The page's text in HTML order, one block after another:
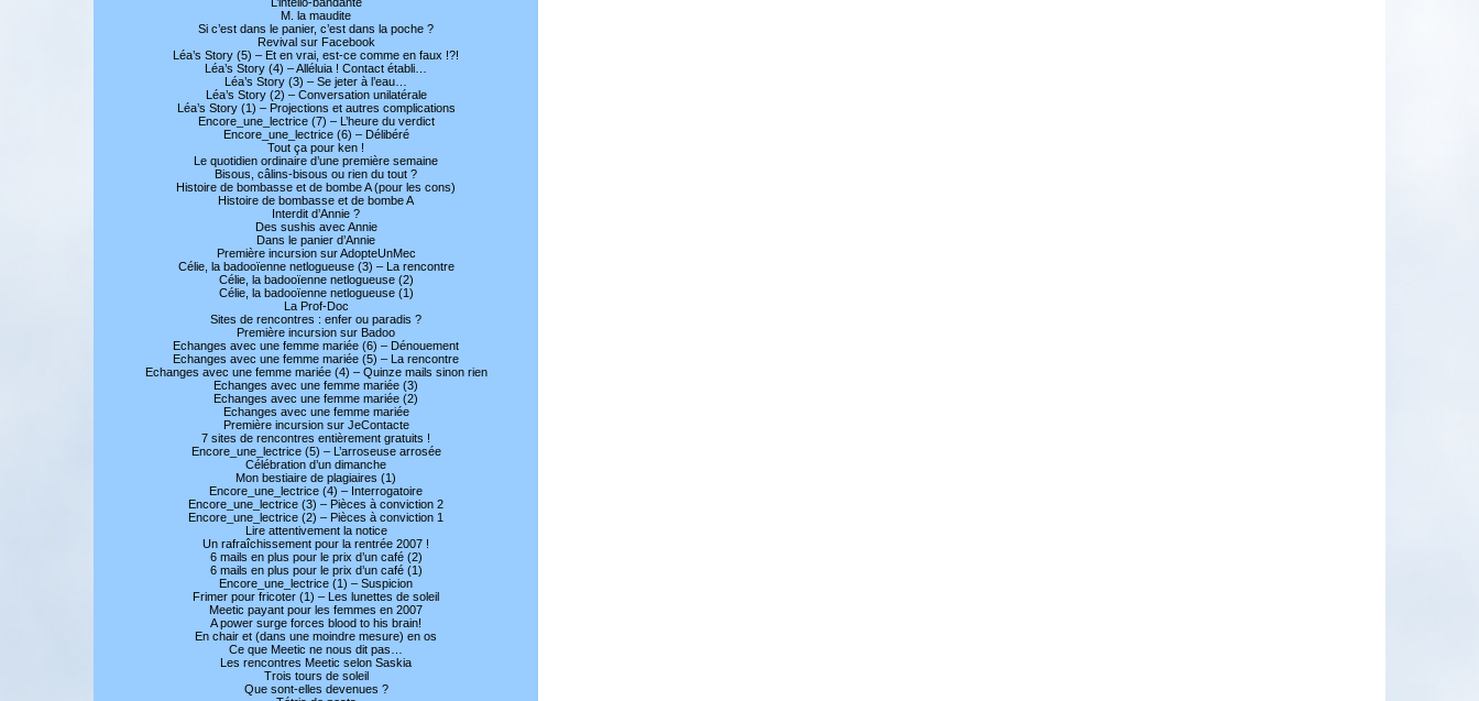
M. la maudite
Si c’est dans le panier, c’est dans la poche ?
Revival sur Facebook
Léa’s Story (5) – Et en vrai, est-ce comme en faux !?!
Léa’s Story (4) – Alléluia ! Contact établi…
Léa’s Story (3) – Se jeter à l’eau…
Léa’s Story (2) – Conversation unilatérale
Léa’s Story (1) – Projections et autres complications
Encore_une_lectrice (7) – L’heure du verdict
Encore_une_lectrice (6) – Délibéré
Tout ça pour ken !
Le quotidien ordinaire d’une première semaine
Bisous, câlins-bisous ou rien du tout ?
Histoire de bombasse et de bombe A (pour les cons)
Histoire de bombasse et de bombe A
Interdit d’Annie ?
Des sushis avec Annie
Dans le panier d’Annie
Première incursion sur AdopteUnMec
Célie, la badooïenne netlogueuse (3) – La rencontre
Célie, la badooïenne netlogueuse (2)
Célie, la badooïenne netlogueuse (1)
La Prof-Doc
Sites de rencontres : enfer ou paradis ?
Première incursion sur Badoo
Echanges avec une femme mariée (6) – Dénouement
Echanges avec une femme mariée (5) – La rencontre
Echanges avec une femme mariée (4) – Quinze mails sinon rien
Echanges avec une femme mariée (3)
Echanges avec une femme mariée (2)
Echanges avec une femme mariée
Première incursion sur JeContacte
7 sites de rencontres entièrement gratuits !
Encore_une_lectrice (5) – L’arroseuse arrosée
Célébration d’un dimanche
Mon bestiaire de plagiaires (1)
Encore_une_lectrice (4) – Interrogatoire
Encore_une_lectrice (3) – Pièces à conviction 2
Encore_une_lectrice (2) – Pièces à conviction 1
Lire attentivement la notice
Un rafraîchissement pour la rentrée 2007 !
6 mails en plus pour le prix d’un café (2)
6 mails en plus pour le prix d’un café (1)
Encore_une_lectrice (1) – Suspicion
Frimer pour fricoter (1) – Les lunettes de soleil
Meetic payant pour les femmes en 2007
A power surge forces blood to his brain!
En chair et (dans une moindre mesure) en os
Ce que Meetic ne nous dit pas…
Les rencontres Meetic selon Saskia
Trois tours de soleil
Que sont-elles devenues ?